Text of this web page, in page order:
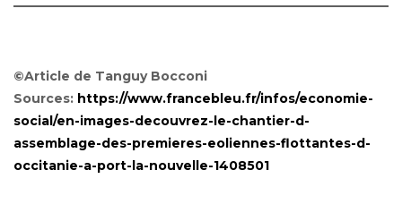
©Article de Tanguy Bocconi
Sources: https://www.francebleu.fr/infos/economie-
social/en-images-decouvrez-le-chantier-d-
assemblage-des-premieres-eoliennes-flottantes-d-
occitanie-a-port-la-nouvelle-1408501